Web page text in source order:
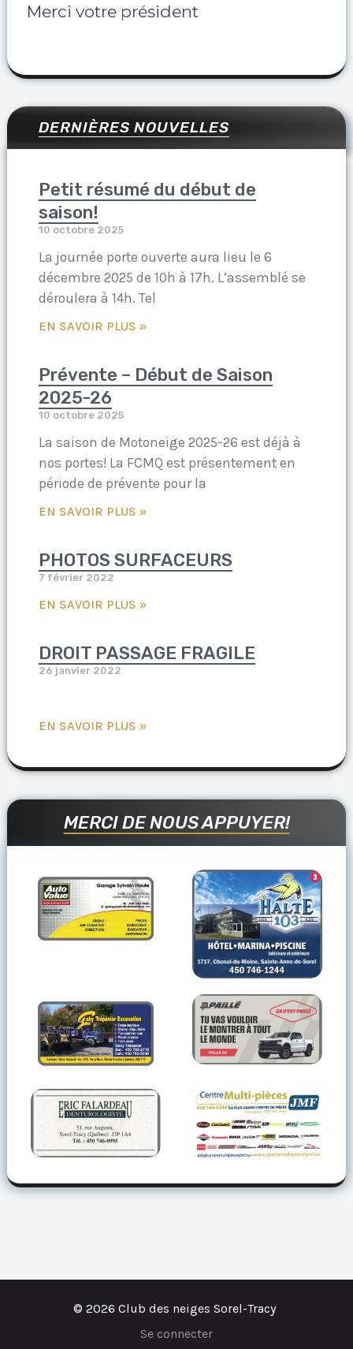
Merci votre président
DERNIÈRES NOUVELLES
Petit résumé du début de
saison!
10 octobre 2025
La journée porte ouverte aura lieu le 6
décembre 2025 de 10h à 17h. L’assemblé se
déroulera à 14h. Tel
EN SAVOIR PLUS »
Prévente – Début de Saison
2025-26
10 octobre 2025
La saison de Motoneige 2025-26 est déjà à
nos portes! La FCMQ est présentement en
période de prévente pour la
EN SAVOIR PLUS »
PHOTOS SURFACEURS
7 février 2022
EN SAVOIR PLUS »
DROIT PASSAGE FRAGILE
26 janvier 2022
EN SAVOIR PLUS »
MERCI DE NOUS APPUYER!
© 2026 Club des neiges Sorel-Tracy
Se connecter